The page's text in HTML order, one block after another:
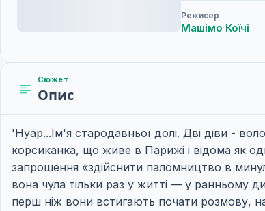
Режисер
Машімо Коїчі
Сюжет
Опис
'Нуар...Ім'я стародавньої долі. Дві діви -
корсиканка, що живе в Парижі і відома як
запрошення «здійснити паломництво в
вона чула тільки раз у житті — у ранньому
перш ніж вони встигають почати розмову, на